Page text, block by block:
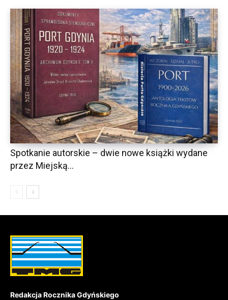
Spotkanie autorskie – dwie nowe książki wydane
przez Miejską...
Redakcja Rocznika Gdyńskiego